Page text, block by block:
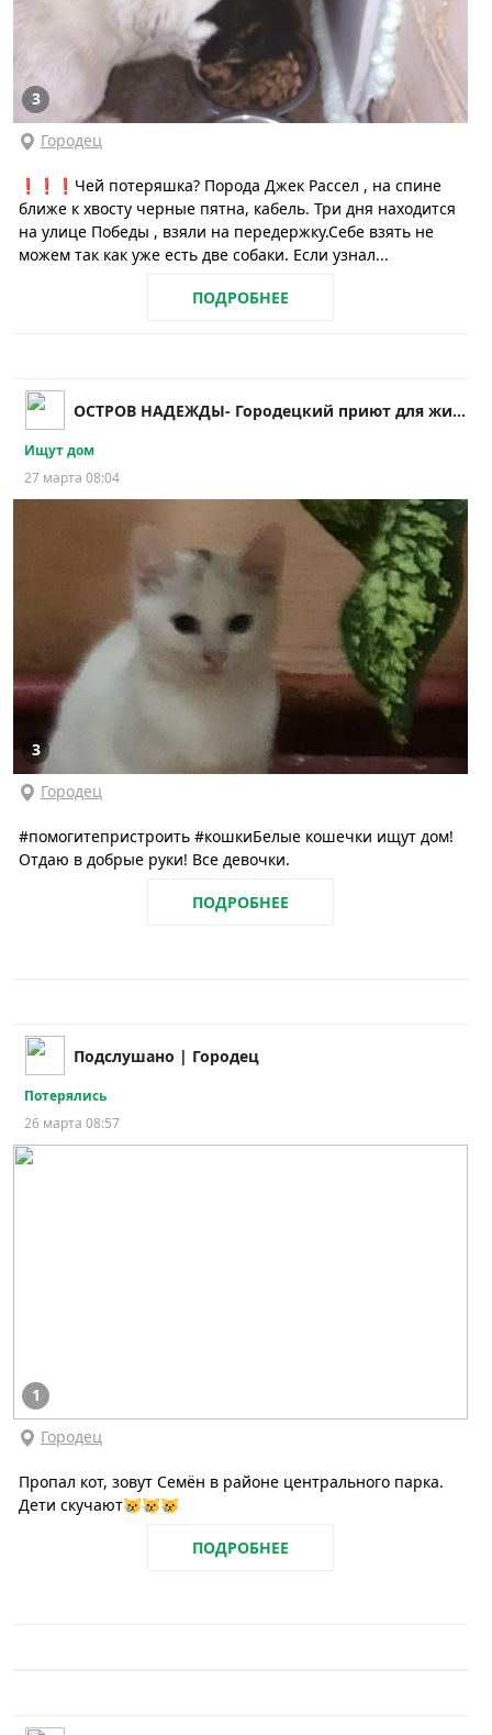
3
Городец
❗❗❗Чей потеряшка? Порода Джек Рассел , на спине
ближе к хвосту черные пятна, кабель. Три дня находится
на улице Победы , взяли на передержку.Себе взять не
можем так как уже есть две собаки. Если узнал...
ПОДРОБНЕЕ
ОСТРОВ НАДЕЖДЫ- Городецкий приют для животных
Ищут дом
27 марта 08:04
3
Городец
#помогитепристроить #кошкиБелые кошечки ищут дом!
Отдаю в добрые руки! Все девочки.
ПОДРОБНЕЕ
Подслушано | Городец
Потерялись
26 марта 08:57
1
Городец
Пропал кот, зовут Семён в районе центрального парка.
Дети скучают😿😿😿
ПОДРОБНЕЕ